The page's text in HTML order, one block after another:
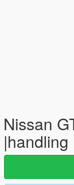
Nissan
|handling